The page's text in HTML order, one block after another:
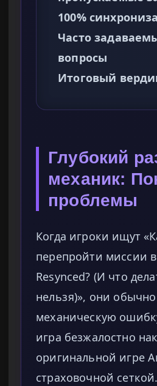
100%
Часто
вопросы
Итоговый
Глубокий
механик:
проблемы
Когда игроки ищут
перепройти миссии
Resynced? (И что
нельзя)», они
механическую
игра безжалостно
оригинальной игре
страховочной